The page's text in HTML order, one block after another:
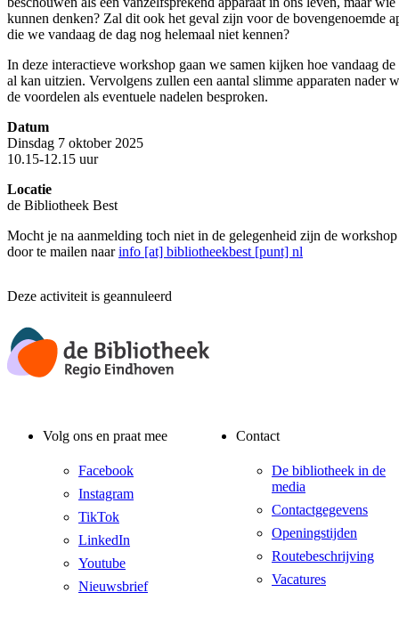
kunnen denken? Zal dit ook het geval zijn voor de bovengenoemde
die we vandaag de dag nog helemaal niet kennen?
In deze interactieve workshop gaan we samen kijken hoe vandaag
al kan uitzien. Vervolgens zullen een aantal slimme apparaten nader
de voordelen als eventuele nadelen besproken.
Datum
Dinsdag 7 oktober 2025
10.15-12.15 uur
Locatie
de Bibliotheek Best
Mocht je na aanmelding toch niet in de gelegenheid zijn de
door te mailen naarinfo [at] bibliotheekbest [punt] nl
Deze activiteit is geannuleerd
Volg ons en praat mee
Facebook
Instagram
TikTok
LinkedIn
Youtube
Nieuwsbrief
Contact
De bibliotheek in de
media
Contactgegevens
Openingstijden
Routebeschrijving
Vacatures